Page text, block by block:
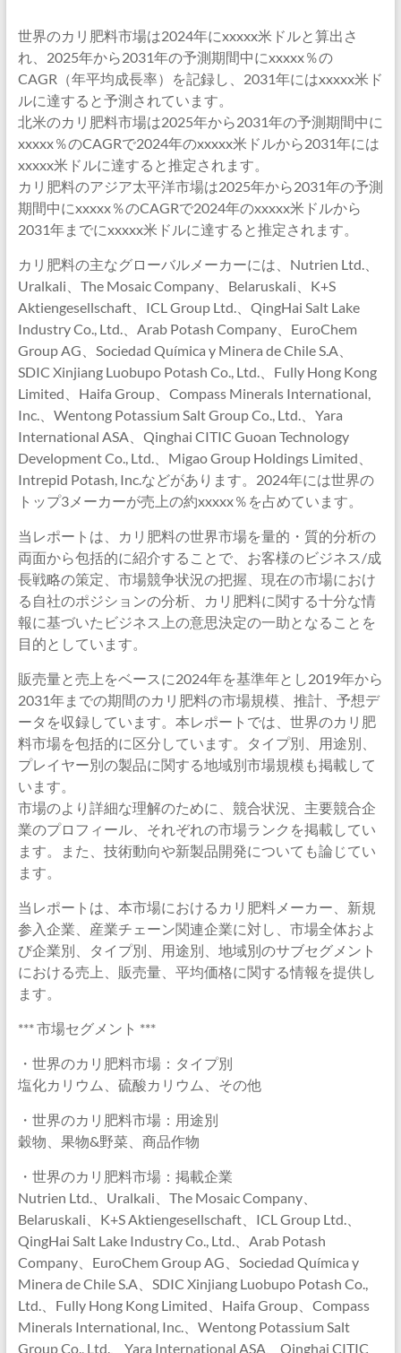
世界のカリ肥料市場は2024年にxxxxx米ドルと算出さ
れ、2025年から2031年の予測期間中にxxxxx％の
CAGR（年平均成長率）を記録し、2031年にはxxxxx米ド
ルに達すると予測されています。
北米のカリ肥料市場は2025年から2031年の予測期間中に
xxxxx％のCAGRで2024年のxxxxx米ドルから2031年には
xxxxx米ドルに達すると推定されます。
カリ肥料のアジア太平洋市場は2025年から2031年の予測
期間中にxxxxx％のCAGRで2024年のxxxxx米ドルから
2031年までにxxxxx米ドルに達すると推定されます。
カリ肥料の主なグローバルメーカーには、Nutrien Ltd.、
Uralkali、The Mosaic Company、Belaruskali、K+S
Aktiengesellschaft、ICL Group Ltd.、QingHai Salt Lake
Industry Co., Ltd.、Arab Potash Company、EuroChem
Group AG、Sociedad Química y Minera de Chile S.A、
SDIC Xinjiang Luobupo Potash Co., Ltd.、Fully Hong Kong
Limited、Haifa Group、Compass Minerals International,
Inc.、Wentong Potassium Salt Group Co., Ltd.、Yara
International ASA、Qinghai CITIC Guoan Technology
Development Co., Ltd.、Migao Group Holdings Limited、
Intrepid Potash, Inc.などがあります。2024年には世界の
トップ3メーカーが売上の約xxxxx％を占めています。
当レポートは、カリ肥料の世界市場を量的・質的分析の
両面から包括的に紹介することで、お客様のビジネス/成
長戦略の策定、市場競争状況の把握、現在の市場におけ
る自社のポジションの分析、カリ肥料に関する十分な情
報に基づいたビジネス上の意思決定の一助となることを
目的としています。
販売量と売上をベースに2024年を基準年とし2019年から
2031年までの期間のカリ肥料の市場規模、推計、予想デ
ータを収録しています。本レポートでは、世界のカリ肥
料市場を包括的に区分しています。タイプ別、用途別、
プレイヤー別の製品に関する地域別市場規模も掲載して
います。
市場のより詳細な理解のために、競合状況、主要競合企
業のプロフィール、それぞれの市場ランクを掲載してい
ます。また、技術動向や新製品開発についても論じてい
ます。
当レポートは、本市場におけるカリ肥料メーカー、新規
参入企業、産業チェーン関連企業に対し、市場全体およ
び企業別、タイプ別、用途別、地域別のサブセグメント
における売上、販売量、平均価格に関する情報を提供し
ます。
*** 市場セグメント ***
・世界のカリ肥料市場：タイプ別
塩化カリウム、硫酸カリウム、その他
・世界のカリ肥料市場：用途別
穀物、果物&野菜、商品作物
・世界のカリ肥料市場：掲載企業
Nutrien Ltd.、Uralkali、The Mosaic Company、
Belaruskali、K+S Aktiengesellschaft、ICL Group Ltd.、
QingHai Salt Lake Industry Co., Ltd.、Arab Potash
Company、EuroChem Group AG、Sociedad Química y
Minera de Chile S.A、SDIC Xinjiang Luobupo Potash Co.,
Ltd.、Fully Hong Kong Limited、Haifa Group、Compass
Minerals International, Inc.、Wentong Potassium Salt
Group Co., Ltd.、Yara International ASA、Qinghai CITIC